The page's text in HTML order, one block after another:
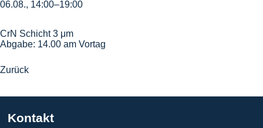
06.08., 14:00–19:00
CrN Schicht 3 μm
Abgabe: 14.00 am Vortag
Zurück
Kontakt